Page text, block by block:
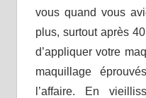
vous quand vous
plus, surtout après
d’appliquer votre
maquillage
l’affaire. En